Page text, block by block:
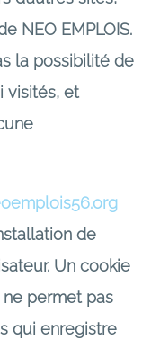
NEO EMPLOIS.
la possibilité de
visités, et
de
Un cookie
permet pas
qui enregistre